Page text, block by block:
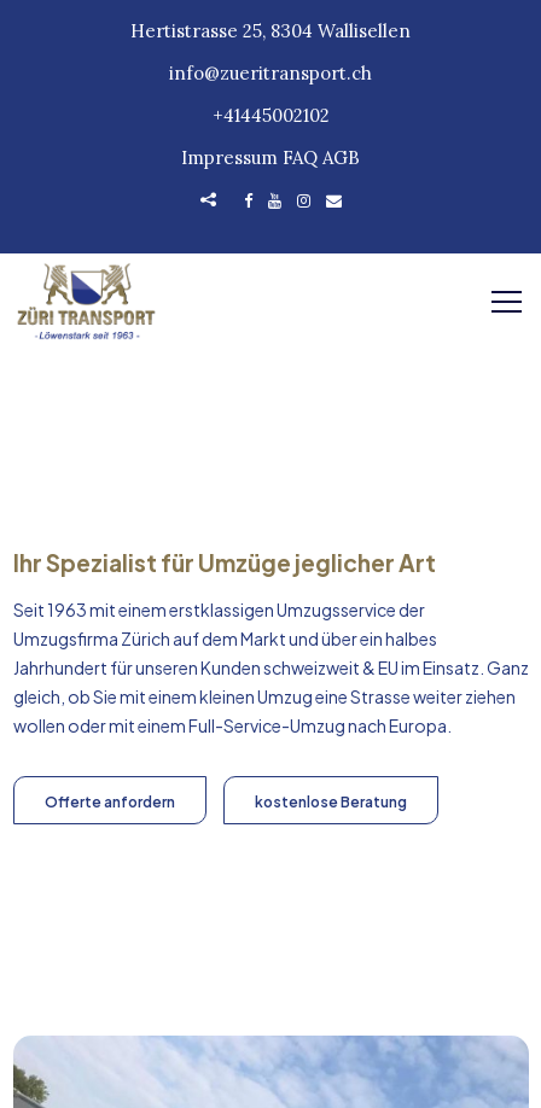
Hertistrasse 25, 8304 Wallisellen
info@zueritransport.ch
+41445002102
Impressum FAQ AGB
Ihr Spezialist für Umzüge jeglicher Art
Seit 1963 mit einem erstklassigen Umzugsservice der
Umzugsfirma Zürich auf dem Markt und über ein halbes
Jahrhundert für unseren Kunden schweizweit & EU im Einsatz. Ganz
gleich, ob Sie mit einem kleinen Umzug eine Strasse weiter ziehen
wollen oder mit einem Full-Service-Umzug nachEuropa
Offerte anfordern kostenlose Beratung